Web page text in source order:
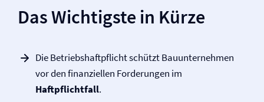
Das Wichtigste in Kürze
Die Betriebs­haftpflicht schützt Bauunternehmen
vor den finanziellen Forderungen im
Haftpflichtfall.